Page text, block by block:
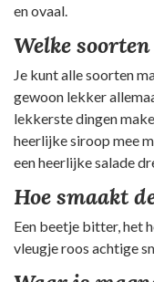
en ovaal.
Welke
Je kunt alle soorten
gewoon lekker
lekkerste dingen
heerlijke siroop mee
een heerlijke salade
Hoe smaakt
Een beetje bitter, het
vleugje roos achtige